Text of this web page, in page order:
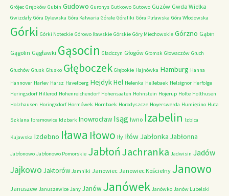
Grójec Grębków Gubin Gudowo Guronys Gutkowo Gutowo Guzów Gwda Wielka
Gwizdały Góra Dylewska Góra Kalwaria Górale Góraliki Góra Puławska Góra Włodowska
Górki Górki Noteckie Górowo Iławskie Górskie Góry Miechowskie Górzno Gąbin
Gągolin Gągławki Gąsocin Gładczyn Głogów Głomsk Głowaczów Głuch
Głuchów Głusk Głusko Głęboczek Głębokie Hajnówka Hamburg Hanna
Hannover Harlev Harsz Havelberg HejdykHel Helenka Hellebaek Helsignor Herfolge
Heringsdorf Hillerod Hohenreichendorf Hohensaaten Hohnstein Hojerup Holte Holthusen
Holzhausen Horingsdorf Hormówek Hornbaek Horodyszcze Hoyerswerda Humięcino Huta
Szklana Ibramowice Idzbark Inowrocław Isąg Iwno Izabelin Izbica
Kujawska Izdebno Iława Iłowo Iły Iłów Jabłonka Jabłonna
Jabłonowo Jabłonowo Pomorskie JabłońJachranka Jadwisin Jadów
Jajkowo Jaktorów Jamniki Janowiec Janowiec Kościelny Janowo
Januszew Januszewice Jany Janów Janówek Janówko Janów Lubelski